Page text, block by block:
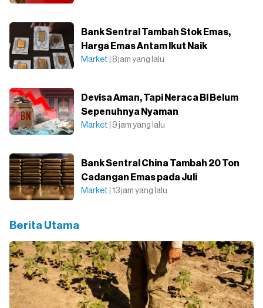
Bank Sentral Tambah Stok Emas,
Harga Emas Antam Ikut Naik
Market | 8 jam yang lalu
Devisa Aman, Tapi Neraca BI Belum
Sepenuhnya Nyaman
Market | 9 jam yang lalu
Bank Sentral China Tambah 20 Ton
Cadangan Emas pada Juli
Market | 13 jam yang lalu
Berita Utama